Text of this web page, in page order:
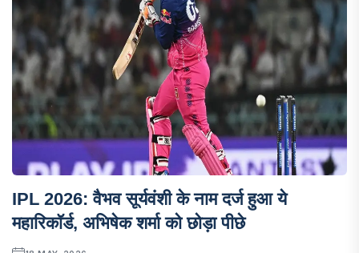
IPL 2026: वैभव सूर्यवंशी के नाम दर्ज हुआ ये
महारिकॉर्ड, अभिषेक शर्मा को छोड़ा पीछे